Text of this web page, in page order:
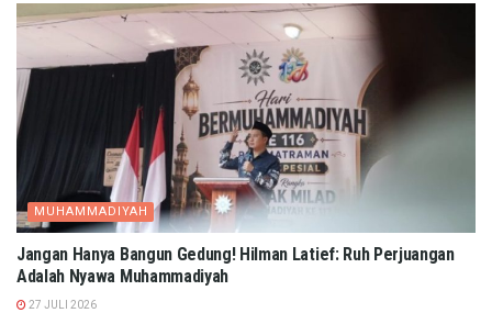
MUHAMMADIYAH
Jangan Hanya Bangun Gedung! Hilman Latief: Ruh Perjuangan
Adalah Nyawa Muhammadiyah
27 JULI 2026